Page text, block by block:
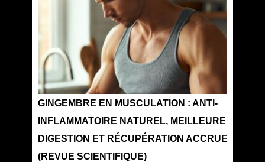
GINGEMBRE EN MUSCULATION : ANTI-
INFLAMMATOIRE NATUREL, MEILLEURE
DIGESTION ET RÉCUPÉRATION ACCRUE
(REVUE SCIENTIFIQUE)